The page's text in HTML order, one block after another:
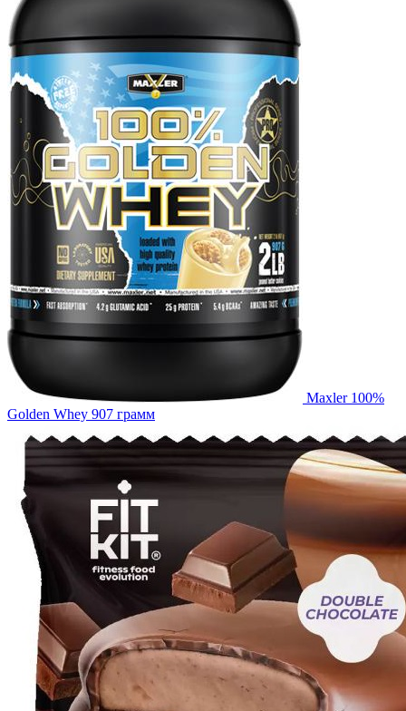
Maxler 100%
Golden Whey 907 грамм